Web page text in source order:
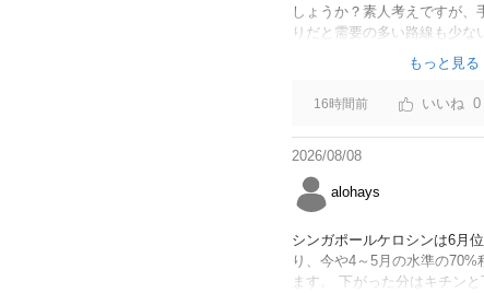
しょうか？素人考えですが、
りだと需要の多い路線も少な
供給することになるので、需
機材を当て、少ない路線には
ど、席数を調整するにはリー
すいと思いました。
もっと見る
16時間前 0
2026/08/08
alohays
シンガポールケロシンは6月
り、今や4～5月の水準の
ます。 下がった分はキチン